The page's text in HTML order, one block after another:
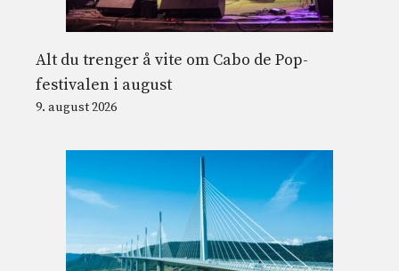
Alt du trenger å vite om Cabo de Pop-
festivalen i august
9. august 2026